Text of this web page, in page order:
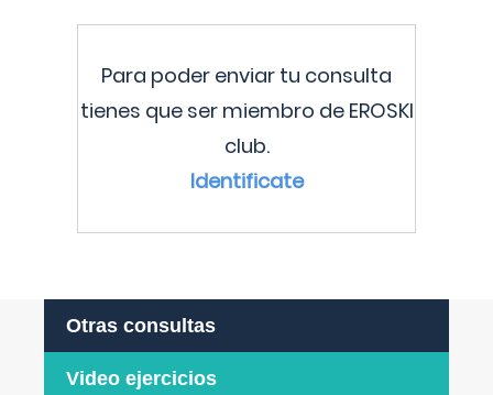
Para poder enviar tu consulta
tienes que ser miembro de EROSKI
club.
Identificate
Otras consultas
Video ejercicios